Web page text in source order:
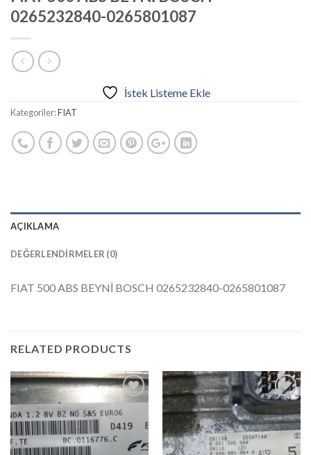
0265232840-0265801087
İstek Listeme Ekle
Kategoriler:FIAT
AÇIKLAMA
DEĞERLENDIRMELER (0)
FIAT 500 ABS BEYNİ BOSCH 0265232840-0265801087
RELATED PRODUCTS
İstek
Listeme
Ekle
İstek
Listeme